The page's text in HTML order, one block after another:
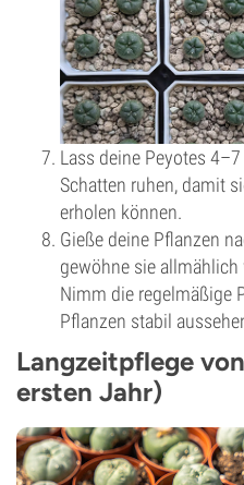
Lass deine Peyotes
Schatten ruhen, damit
erholen können.
Gieße deine Pflanzen
gewöhne sie
Nimm die regelmäßige
Pflanzen stabil
Langzeitpflege
ersten Jahr)